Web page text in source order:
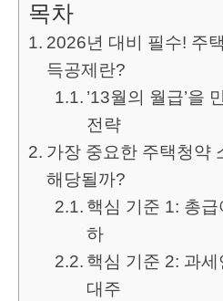
목차
2026년 대비 필수! 주
득공제란?
’13월의 월급’을
전략
가장 중요한 주택청약
해당될까?
핵심 기준 1: 총
하
핵심 기준 2: 과
대주